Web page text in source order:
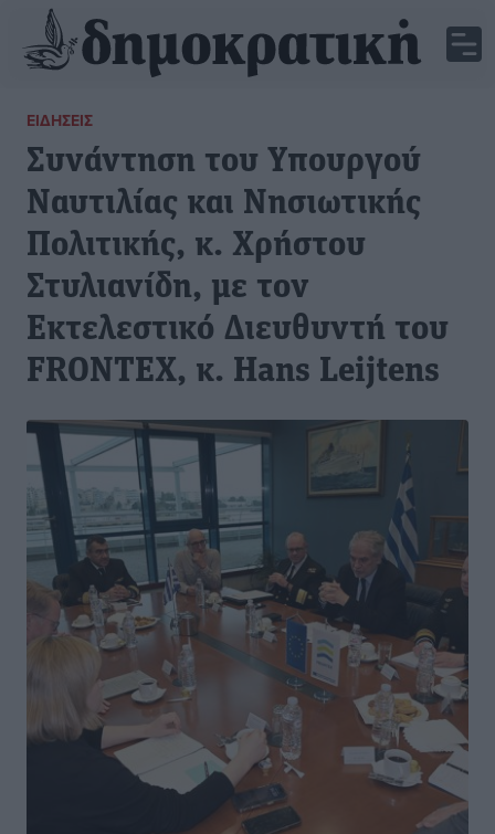
ΕΙΔΉΣΕΙΣ
Συνάντηση του Υπουργού
Ναυτιλίας και Νησιωτικής
Πολιτικής, κ. Χρήστου
Στυλιανίδη, με τον
Εκτελεστικό Διευθυντή του
FRONTEX, κ. Hans Leijtens